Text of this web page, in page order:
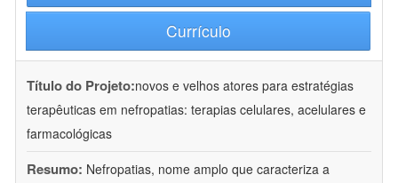
Currículo
Título do Projeto:novos e velhos atores para estratégias
terapêuticas em nefropatias: terapias celulares, acelulares e
farmacológicas
Resumo: Nefropatias, nome amplo que caracteriza a